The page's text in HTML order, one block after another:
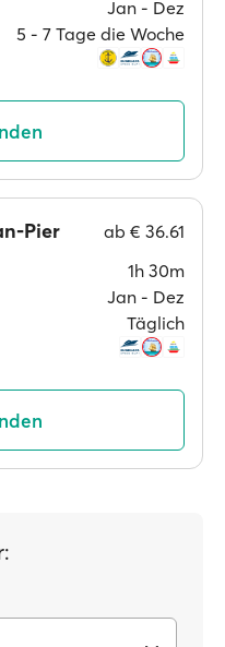
Jan ‐ Dez
5 ‐ 7 Tage die Woche
Pier ab € 36.61
1h 30m
Jan ‐ Dez
Täglich